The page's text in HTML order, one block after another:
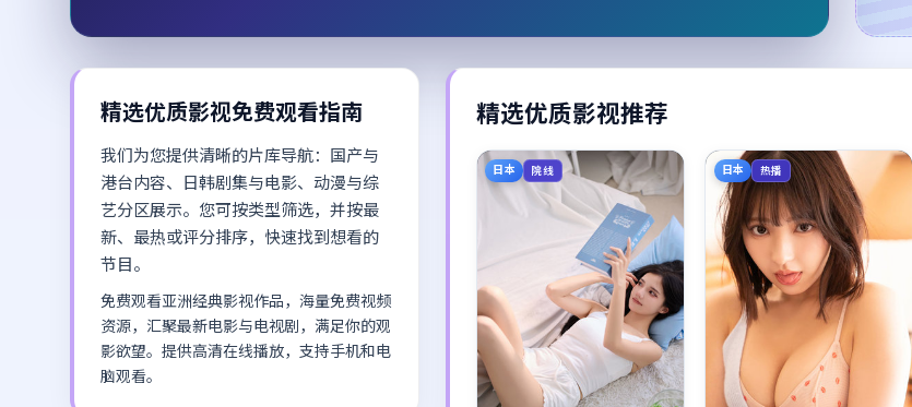
精选优质影视免费观看指南
我们为您提供清晰的片库导航：国产与
港台内容、日韩剧集与电影、动漫与综
艺分区展示。您可按类型筛选，并按最
新、最热或评分排序，快速找到想看的
节目。
免费观看亚洲经典影视作品，海量免费视频
资源，汇聚最新电影与电视剧，满足你的观
影欲望。提供高清在线播放，支持手机和电
脑观看。
精选优质影视推荐
日本 院线 日本 热播